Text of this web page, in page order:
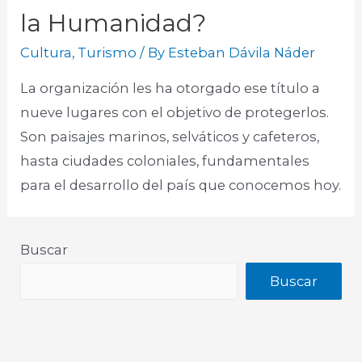
la Humanidad?
Cultura, Turismo / By Esteban Dávila Náder
La organización les ha otorgado ese título a
nueve lugares con el objetivo de protegerlos.
Son paisajes marinos, selváticos y cafeteros,
hasta ciudades coloniales, fundamentales
para el desarrollo del país que conocemos hoy.
Buscar
Buscar